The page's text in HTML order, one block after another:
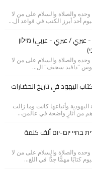
والصلاة والسلام على من لا
أحد أبرز الكتب في قواعد ال...
/ عبري - عربي) מילון
والصلاة والسلام على من لا
"دافيد سجيف" ال...
اليهود في تاريخ الحضارات
وأتباعها كانت وما زالت
من آثارٍ واضحة في عالمن...
בחיי יום-יום ألف كلمة
والصلاة والسلام على من لا
كتابًا مهمًّا جدًّا في اللغ...